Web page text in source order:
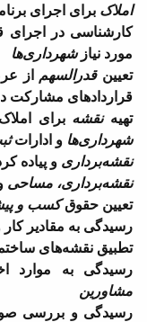
املاک برای اجرای
کارشناسی در اجرای
مورد نیازشهرداری‌ها
تعیینقدرالسهماز
قراردادهای مشارکت
تهیهنقشهبرای
شهرداری‌ها و ادارات
نقشه‌برداری و پیاده
نقشه‌برداری، مساحی
تعیین حقوقکسب و
رسیدگی به مقادیر
تطبیق نقشه‌های
رسیدگی به موارد
مشاورین
رسیدگی و بررسی